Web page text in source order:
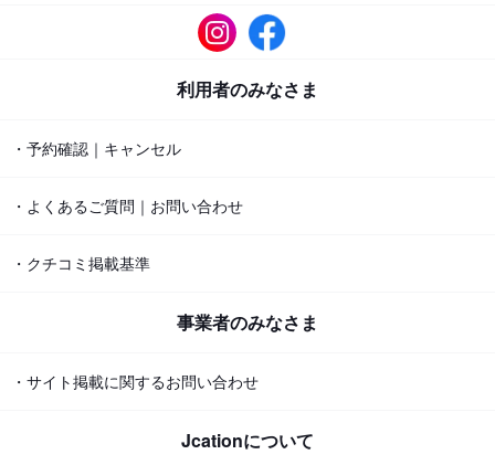
利用者のみなさま
・予約確認｜キャンセル
・よくあるご質問｜お問い合わせ
・クチコミ掲載基準
事業者のみなさま
・サイト掲載に関するお問い合わせ
Jcationについて